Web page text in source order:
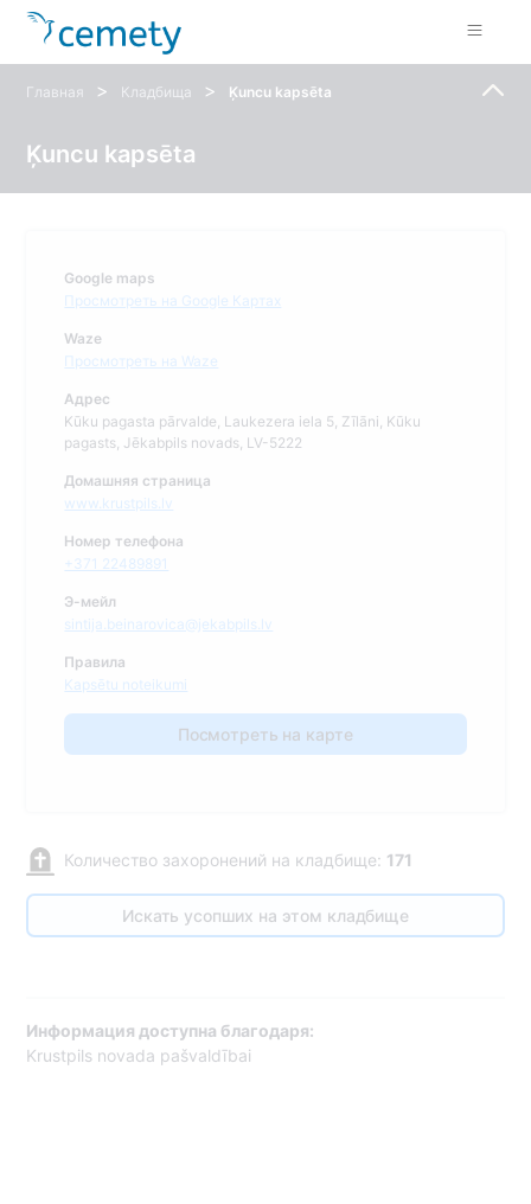
Главная > Кладбища > Ķuncu kapsēta
Ķuncu kapsēta
Google maps
Просмотреть на Google Картах
Waze
Просмотреть на Waze
Адрес
Kūku pagasta pārvalde, Laukezera iela 5, Zīlāni, Kūku
pagasts, Jēkabpils novads, LV-5222
Домашняя страница
www.krustpils.lv
Номер телефона
+371 22489891
Э-мейл
sintija.beinarovica@jekabpils.lv
Правила
Kapsētu noteikumi
Посмотреть на карте
Количество захоронений на кладбище: 171
Искать усопших на этом кладбище
Информация доступна благодаря:
Krustpils novada pašvaldībai